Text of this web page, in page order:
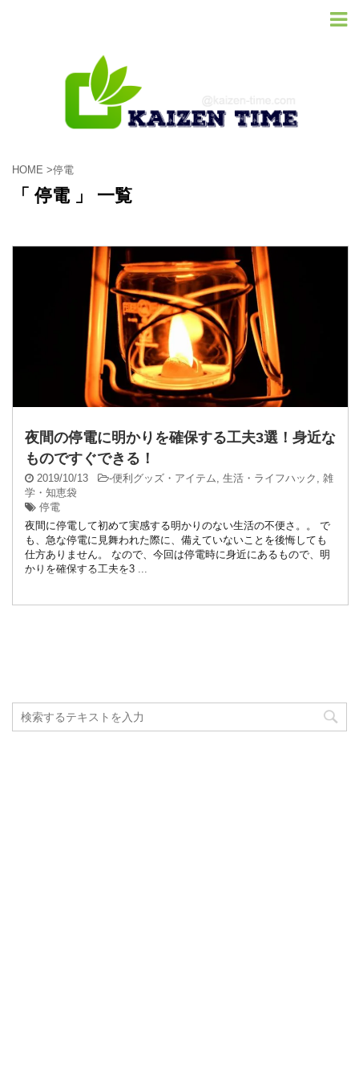
HOME >停電
「 停電 」 一覧
夜間の停電に明かりを確保する工夫3選！身近な
ものですぐできる！
2019/10/13 -便利グッズ・アイテム 生活・ライフハック
雑
学・知恵袋
停電
夜間に停電して初めて実感する明かりのない生活の不便さ。。 で
も、急な停電に見舞われた際に、備えていないことを後悔しても
仕方ありません。 なので、今回は停電時に身近にあるもので、明
かりを確保する工夫を3 ...